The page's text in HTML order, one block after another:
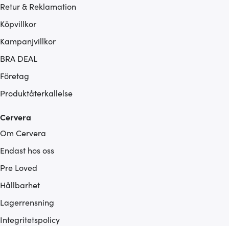
Retur & Reklamation
Köpvillkor
Kampanjvillkor
BRA DEAL
Företag
Produktåterkallelse
Cervera
Om Cervera
Endast hos oss
Pre Loved
Hållbarhet
Lagerrensning
Integritetspolicy